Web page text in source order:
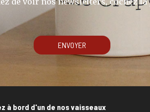
ENVOYER
à bord d'un de nos vaisseaux